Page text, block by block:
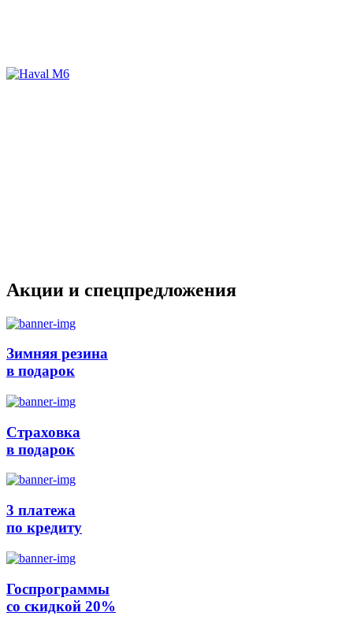
Акции и спецпредложения
Зимняя резина
в подарок
Страховка
в подарок
3 платежа
по кредиту
Госпрограммы
со скидкой 20%